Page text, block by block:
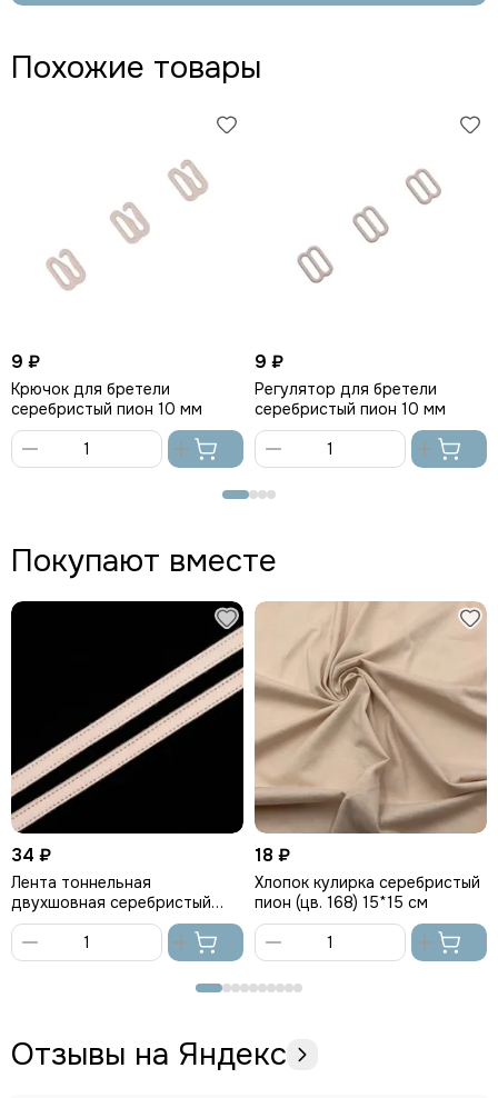
Похожие товары
9 ₽
Крючок для бретели
серебристый пион 10 мм
корзину
9 ₽
Регулятор для бретели
серебристый пион 10 мм
Покупают вместе
34 ₽
Лента тоннельная
двухшовная серебристый
пион
корзину
18 ₽
Хлопок кулирка серебристый
пион (цв. 168) 15*15 см
Отзывы на Яндекс